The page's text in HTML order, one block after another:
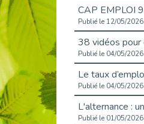
Publié le 12/05/2026
Publié le 04/05/2026
Publié le 04/05/2026
Publié le 01/05/2026